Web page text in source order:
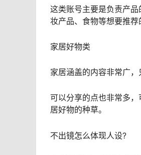
这类账号主要是负责产
妆产品、食物等想要推荐
家居好物类
家居涵盖的内容非常广，
可以分享的点也非常多
居好物的种草。
不出镜怎么体现人设?